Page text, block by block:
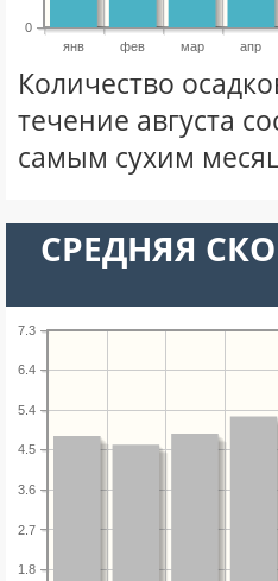
янв фев мар апр
0
Количество
течение августа
самым сухим
СРЕДНЯЯ
1.8
2.7
3.6
4.5
5.4
6.4
7.3